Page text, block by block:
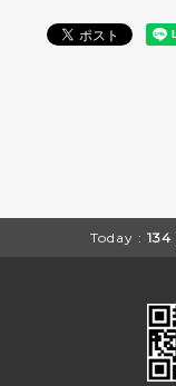
Today : 134